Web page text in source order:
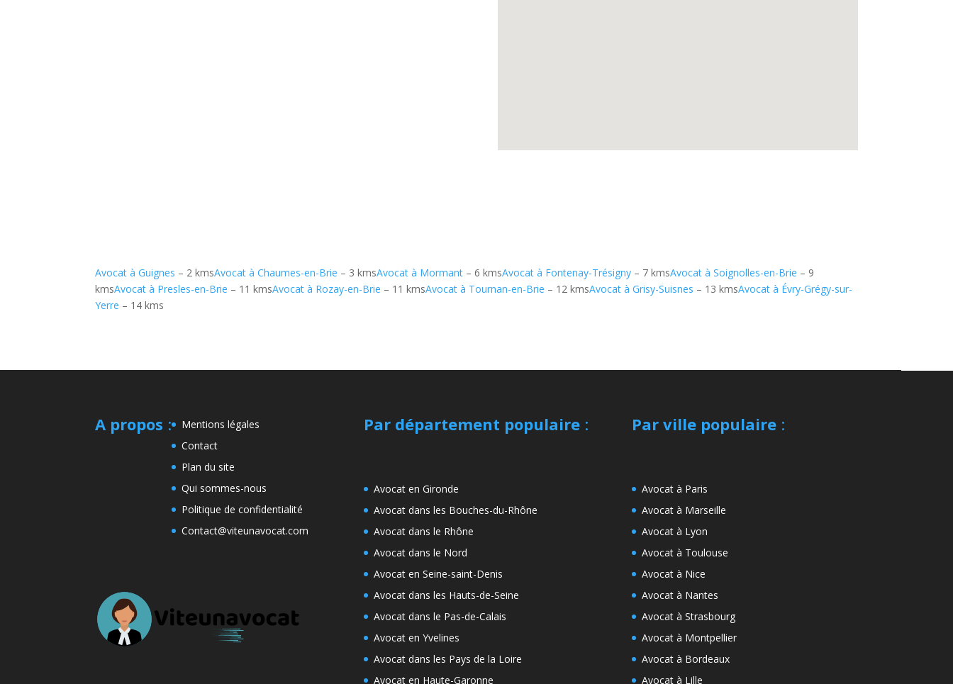
Avocat à Guignes – 2 kmsAvocat à Chaumes-en-Brie – 3 kmsAvocat à Mormant – 6 kmsAvocat à Fontenay-Trésigny – 7 kmsAvocat à Soignolles-en-Brie – 9
kmsAvocat à Presles-en-Brie – 11 kmsAvocat à Rozay-en-Brie – 11 kmsAvocat à Tournan-en-Brie – 12 kmsAvocat à Grisy-Suisnes – 13 kmsAvocat à Évry-Grégy-sur-
Yerre – 14 kms
A propos :
Mentions légales
Contact
Plan du site
Qui sommes-nous
Politique de confidentialité
Contact@viteunavocat.com
Par département populaire:
Avocat en Gironde
Avocat dans les Bouches-du-Rhône
Avocat dans le Rhône
Avocat dans le Nord
Avocat en Seine-saint-Denis
Avocat dans les Hauts-de-Seine
Avocat dans le Pas-de-Calais
Avocat en Yvelines
Avocat dans les Pays de la Loire
Avocat en Haute-Garonne
Par ville populaire:
Avocat à Paris
Avocat à Marseille
Avocat à Lyon
Avocat à Toulouse
Avocat à Nice
Avocat à Nantes
Avocat à Strasbourg
Avocat à Montpellier
Avocat à Bordeaux
Avocat à Lille